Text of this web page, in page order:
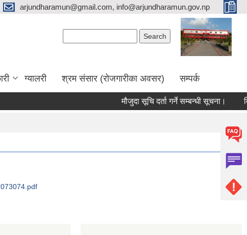
arjundharamun@gmail.com, info@arjundharamun.gov.np
ग्यालरी श्रम संसार (रोजगारीका अवसर) सम्पर्क
मौजुदा सूचि दर्ता गर्ने सम्बन्धी सूचना।